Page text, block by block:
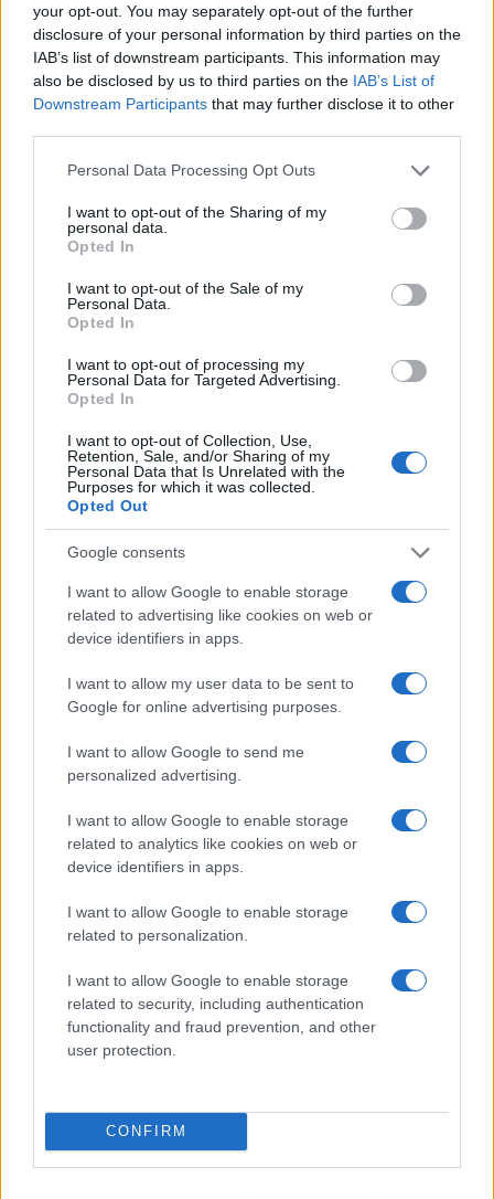
your opt-out. You may separately opt-out of the further
disclosure of your personal information by third parties on the
IAB’s list of downstream participants. This information may
also be disclosed by us to third parties on the IAB’s List of
Downstream Participants that may further disclose it to other
Please note that this website/app uses one or more Google
not limited to your visit or usage behaviour. You may click to
grant or deny consent to Google and its third-party tags to
use your data for below specified purposes in below Google
consent section.
Personal Data Processing Opt Outs
I want to opt-out of the Sharing of my
personal data.
Opted In
I want to opt-out of the Sale of my
Personal Data.
Opted In
I want to opt-out of processing my
Personal Data for Targeted Advertising.
Opted In
I want to opt-out of Collection, Use,
Retention, Sale, and/or Sharing of my
Personal Data that Is Unrelated with the
Purposes for which it was collected.
Opted Out
Google consents
I want to allow Google to enable storage
related to advertising like cookies on web or
device identifiers in apps.
I want to allow my user data to be sent to
Google for online advertising purposes.
I want to allow Google to send me
personalized advertising.
I want to allow Google to enable storage
related to analytics like cookies on web or
device identifiers in apps.
I want to allow Google to enable storage
related to personalization.
I want to allow Google to enable storage
related to security, including authentication
functionality and fraud prevention, and other
user protection.
CONFIRM
and personal μάχη, αδιαφορώντας για πιθανή απώλεια του
πολύτιμου α/φ …
Οι πιλότοι των Πεζοναυτών έχουν υποχρεωτικά προϋπηρεσία σε
λόχους πεζικού του Σώματος, και η ιδέα ότι πρέπει να πεθάνουν
για να σώσουν πεζικάριους είναι απλά αυτονόητη, είτε πετούν
Πολύ συχνά οι ίδιοι οι ιπτάμενοι αξιωματικοί μετατίθενται εκ
νέου σε λόχους πεζικού ως προωθημένοι ελεγκτές αέρος, για να
να καταστήσουν αποτελεσματικότερη την παροχή εγγύς
αεροπορικής υποστήριξης (τυπική η περίπτωση του
πολυπαρασημοφορημένου πεσόντος της VMA-211 “Wake Island
Avengers” στο Βιετνάμ,Ralph Byron Pappas –
Παπαδημητρόπουλου
Το κόστος του υλικού (που στο Σώμα Πεζοναυτών ΔΕΝ υπάρχει
σε αφθονία όπως στην κακομαθημένη USAF …) είναι απλά
αδιάφορο. Ήδη στο Βιετνάμ, Φάντομ απογειώνονταν νύχτα και
με καιρό για να διασώσουν περιπόλους που έπεσαν σε ενέδρα,
συχνά, από πληρώματα που μπήκαν στο πιλοτήριο κατευθείαν
από τον ύπνο … Το τι πιθανότητες επιτυχίας είχε μια τέτοια
αποστολή είναι φανερό … Κι όμως, χιλιάδες περίπολοι σώθηκαν
έτσι, 24 Mk. 82 Snakeye που σκάζουν κοντά σου, έστω στο γάμο
υποχώρησης … και με λίγη τεχνική (και φωτιστικές βόμβες), δεν
σκάζουν στο γάμο του Καραγκιόζη (ακόμη και με το πρωτόγονο
F-4B, στο οποίο γίνονταν … βουλίτσες με μαρκαδόρο στο
γυροσκοπικό σκοπευτικό για να υπάρχει κάτι απτό για τη
διόρθωση της απόκλισης …).
Αξιοσημείωτες λεπτομέρειες της μάχης του Khafji ηκατάρριψη
ενός AC-130H Gunship της USAF από ιρακινούς SAM
ίδια μάχη, και ο κεντρικός ρόλος του
του (CAS, με τα εγγύτατα στο πεδίο α/δ ανάγκης να επιτρέπουν
πολλές εξόδους):
Reply